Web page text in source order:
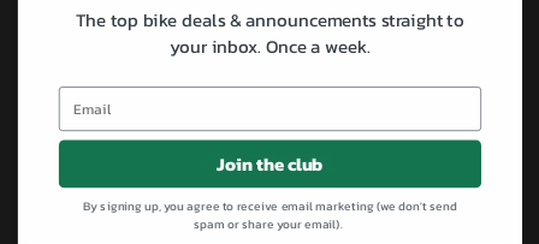
科納
馬西
註冊我們的通訊
註冊以獲取有關銷售、新品發布等的最新資訊…
The top bike deals & announcements straight to
your inbox. Once a week.
Join the club
By signing up, you agree to receive email marketing (we don't send
spam or share your email).